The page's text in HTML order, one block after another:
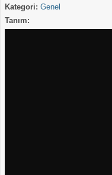
Kategori: Genel
Tanım: